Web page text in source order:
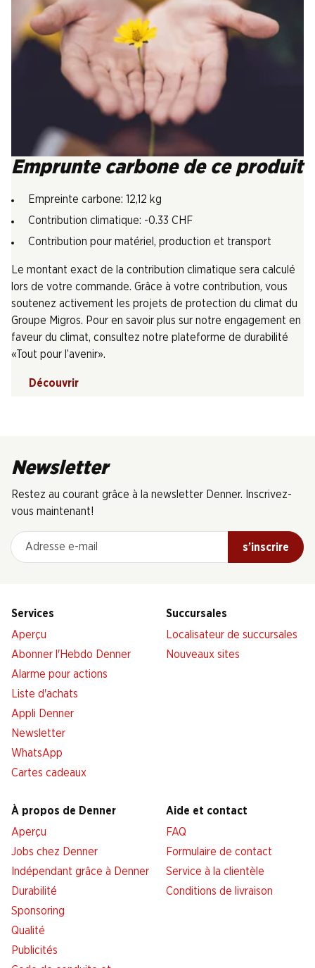
Emprunte carbone de ce produit
Empreinte carbone: 12,12 kg
Contribution climatique: -0.33 CHF
Contribution pour matériel, production et transport
Le montant exact de la contribution climatique sera calculé
lors de votre commande. Grâce à votre contribution, vous
soutenez activement les projets de protection du climat du
Groupe Migros. Pour en savoir plus sur notre engagement en
faveur du climat, consultez notre plateforme de durabilité
«Tout pour l’avenir».
Découvrir
Newsletter
Restez au courant grâce à la newsletter Denner. Inscrivez-
vous maintenant!
Adresse e-mail
s’inscrire
Services
Aperçu
Abonner l'Hebdo Denner
Alarme pour actions
Liste d'achats
Appli Denner
Newsletter
WhatsApp
Cartes cadeaux
Succursales
Localisateur de succursales
Nouveaux sites
À propos de Denner
Aperçu
Jobs chez Denner
Indépendant grâce à Denner
Durabilité
Sponsoring
Qualité
Publicités
Aide et contact
FAQ
Formulaire de contact
Service à la clientèle
Conditions de livraison